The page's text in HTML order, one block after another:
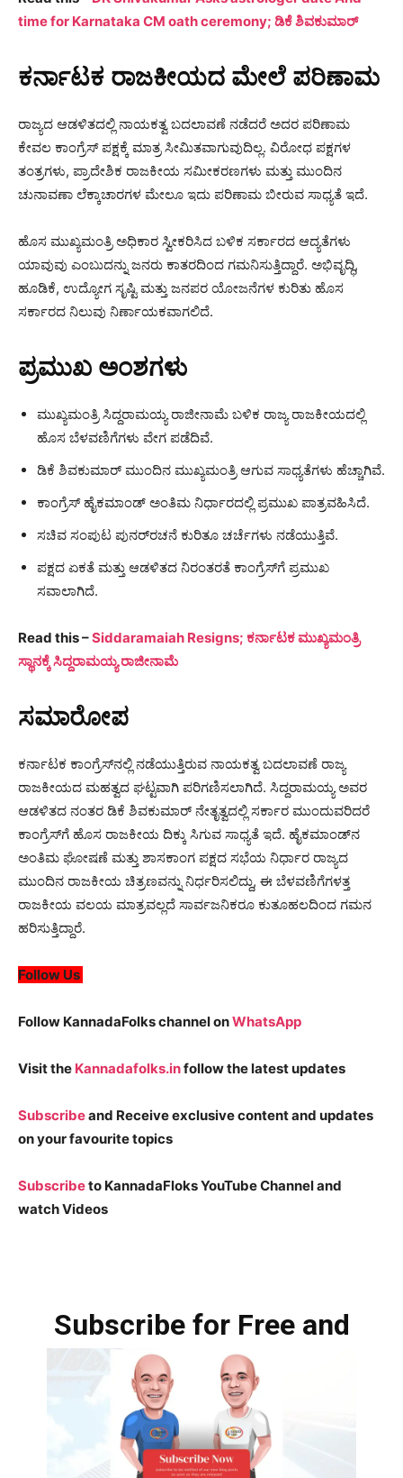
time for Karnataka CM oath ceremony; ಡಿಕೆ ಶಿವಕುಮಾರ್
ಕರ್ನಾಟಕ ರಾಜಕೀಯದ ಮೇಲೆ ಪರಿಣಾಮ
ರಾಜ್ಯದ ಆಡಳಿತದಲ್ಲಿ ನಾಯಕತ್ವ ಬದಲಾವಣೆ ನಡೆದರೆ ಅದರ ಪರಿಣಾಮ
ಕೇವಲ ಕಾಂಗ್ರೆಸ್ ಪಕ್ಷಕ್ಕೆ ಮಾತ್ರ ಸೀಮಿತವಾಗುವುದಿಲ್ಲ. ವಿರೋಧ ಪಕ್ಷಗಳ
ತಂತ್ರಗಳು, ಪ್ರಾದೇಶಿಕ ರಾಜಕೀಯ ಸಮೀಕರಣಗಳು ಮತ್ತು ಮುಂದಿನ
ಚುನಾವಣಾ ಲೆಕ್ಕಾಚಾರಗಳ ಮೇಲೂ ಇದು ಪರಿಣಾಮ ಬೀರುವ ಸಾಧ್ಯತೆ ಇದೆ.
ಹೊಸ ಮುಖ್ಯಮಂತ್ರಿ ಅಧಿಕಾರ ಸ್ವೀಕರಿಸಿದ ಬಳಿಕ ಸರ್ಕಾರದ ಆದ್ಯತೆಗಳು
ಯಾವುವು ಎಂಬುದನ್ನು ಜನರು ಕಾತರದಿಂದ ಗಮನಿಸುತ್ತಿದ್ದಾರೆ. ಅಭಿವೃದ್ಧಿ,
ಹೂಡಿಕೆ, ಉದ್ಯೋಗ ಸೃಷ್ಟಿ ಮತ್ತು ಜನಪರ ಯೋಜನೆಗಳ ಕುರಿತು ಹೊಸ
ಸರ್ಕಾರದ ನಿಲುವು ನಿರ್ಣಾಯಕವಾಗಲಿದೆ.
ಪ್ರಮುಖ ಅಂಶಗಳು
ಮುಖ್ಯಮಂತ್ರಿ ಸಿದ್ದರಾಮಯ್ಯ ರಾಜೀನಾಮೆ ಬಳಿಕ ರಾಜ್ಯ ರಾಜಕೀಯದಲ್ಲಿ
ಹೊಸ ಬೆಳವಣಿಗೆಗಳು ವೇಗ ಪಡೆದಿವೆ.
ಡಿಕೆ ಶಿವಕುಮಾರ್ ಮುಂದಿನ ಮುಖ್ಯಮಂತ್ರಿ ಆಗುವ ಸಾಧ್ಯತೆಗಳು ಹೆಚ್ಚಾಗಿವೆ.
ಕಾಂಗ್ರೆಸ್ ಹೈಕಮಾಂಡ್ ಅಂತಿಮ ನಿರ್ಧಾರದಲ್ಲಿ ಪ್ರಮುಖ ಪಾತ್ರವಹಿಸಿದೆ.
ಸಚಿವ ಸಂಪುಟ ಪುನರ್‌ರಚನೆ ಕುರಿತೂ ಚರ್ಚೆಗಳು ನಡೆಯುತ್ತಿವೆ.
ಪಕ್ಷದ ಏಕತೆ ಮತ್ತು ಆಡಳಿತದ ನಿರಂತರತೆ ಕಾಂಗ್ರೆಸ್‌ಗೆ ಪ್ರಮುಖ
ಸವಾಲಾಗಿದೆ.
Read this –Siddaramaiah Resigns; ಕರ್ನಾಟಕ ಮುಖ್ಯಮಂತ್ರಿ
ಸ್ಥಾನಕ್ಕೆ ಸಿದ್ದರಾಮಯ್ಯ ರಾಜೀನಾಮೆ
ಸಮಾರೋಪ
ಕರ್ನಾಟಕ ಕಾಂಗ್ರೆಸ್‌ನಲ್ಲಿ ನಡೆಯುತ್ತಿರುವ ನಾಯಕತ್ವ ಬದಲಾವಣೆ ರಾಜ್ಯ
ರಾಜಕೀಯದ ಮಹತ್ವದ ಘಟ್ಟವಾಗಿ ಪರಿಗಣಿಸಲಾಗಿದೆ. ಸಿದ್ದರಾಮಯ್ಯ ಅವರ
ಆಡಳಿತದ ನಂತರ ಡಿಕೆ ಶಿವಕುಮಾರ್ ನೇತೃತ್ವದಲ್ಲಿ ಸರ್ಕಾರ ಮುಂದುವರಿದರೆ
ಕಾಂಗ್ರೆಸ್‌ಗೆ ಹೊಸ ರಾಜಕೀಯ ದಿಕ್ಕು ಸಿಗುವ ಸಾಧ್ಯತೆ ಇದೆ. ಹೈಕಮಾಂಡ್‌ನ
ಅಂತಿಮ ಘೋಷಣೆ ಮತ್ತು ಶಾಸಕಾಂಗ ಪಕ್ಷದ ಸಭೆಯ ನಿರ್ಧಾರ ರಾಜ್ಯದ
ಮುಂದಿನ ರಾಜಕೀಯ ಚಿತ್ರಣವನ್ನು ನಿರ್ಧರಿಸಲಿದ್ದು, ಈ ಬೆಳವಣಿಗೆಗಳತ್ತ
ರಾಜಕೀಯ ವಲಯ ಮಾತ್ರವಲ್ಲದೆ ಸಾರ್ವಜನಿಕರೂ ಕುತೂಹಲದಿಂದ ಗಮನ
ಹರಿಸುತ್ತಿದ್ದಾರೆ.
Follow Us
Follow KannadaFolks channel onWhatsApp
Visit the Kannadafolks.infollow the latest updates
Subscribeand Receive exclusive content and updates
on your favourite topics
Subscribeto KannadaFloks YouTube Channel and
watch Videos
Subscribe for Free and